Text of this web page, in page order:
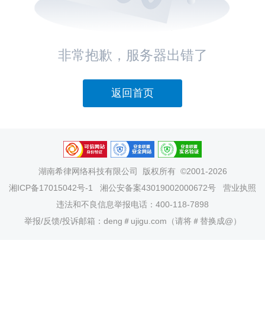
非常抱歉，服务器出错了
返回首页
湖南希律网络科技有限公司
版权所有 ©2001-2026
湘ICP备17015042号-1
湘公安备案43019002000672号
营业执照
违法和不良信息举报电话：400-118-7898
举报/反馈/投诉邮箱：deng＃ujigu.com（请将＃替换成@）